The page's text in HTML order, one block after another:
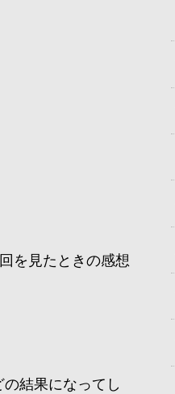
を見たときの感想
結果になってし